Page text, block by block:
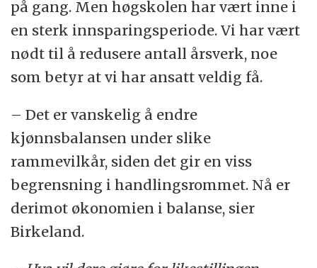
på gang. Men høgskolen har vært inne i
en sterk innsparingsperiode. Vi har vært
nødt til å redusere antall årsverk, noe
som betyr at vi har ansatt veldig få.
– Det er vanskelig å endre
kjønnsbalansen under slike
rammevilkår, siden det gir en viss
begrensning i handlingsrommet. Nå er
derimot økonomien i balanse, sier
Birkeland.